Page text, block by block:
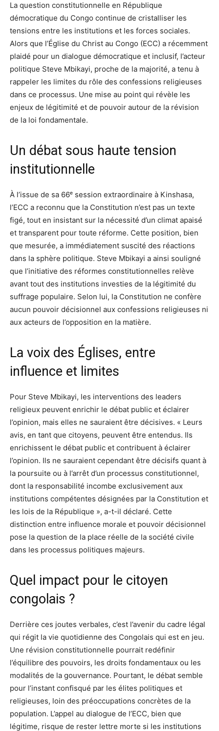
La question constitutionnelle en République
démocratique du Congo continue de cristalliser les
tensions entre les institutions et les forces sociales.
Alors que l’Église du Christ au Congo (ECC) a récemment
plaidé pour un dialogue démocratique et inclusif, l’acteur
politique Steve Mbikayi, proche de la majorité, a tenu à
rappeler les limites du rôle des confessions religieuses
dans ce processus. Une mise au point qui révèle les
enjeux de légitimité et de pouvoir autour de la révision
de la loi fondamentale.
Un débat sous haute tension
institutionnelle
À l’issue de sa 66ᵉ session extraordinaire à Kinshasa,
l’ECC a reconnu que la Constitution n’est pas un texte
figé, tout en insistant sur la nécessité d’un climat apaisé
et transparent pour toute réforme. Cette position, bien
que mesurée, a immédiatement suscité des réactions
dans la sphère politique. Steve Mbikayi a ainsi souligné
que l’initiative des réformes constitutionnelles relève
avant tout des institutions investies de la légitimité du
suffrage populaire. Selon lui, la Constitution ne confère
aucun pouvoir décisionnel aux confessions religieuses ni
aux acteurs de l’opposition en la matière.
La voix des Églises, entre
influence et limites
Pour Steve Mbikayi, les interventions des leaders
religieux peuvent enrichir le débat public et éclairer
l’opinion, mais elles ne sauraient être décisives. « Leurs
avis, en tant que citoyens, peuvent être entendus. Ils
enrichissent le débat public et contribuent à éclairer
l’opinion. Ils ne sauraient cependant être décisifs quant à
la poursuite ou à l’arrêt d’un processus constitutionnel,
dont la responsabilité incombe exclusivement aux
institutions compétentes désignées par la Constitution et
les lois de la République », a-t-il déclaré. Cette
distinction entre influence morale et pouvoir décisionnel
pose la question de la place réelle de la société civile
dans les processus politiques majeurs.
Quel impact pour le citoyen
congolais ?
Derrière ces joutes verbales, c’est l’avenir du cadre légal
qui régit la vie quotidienne des Congolais qui est en jeu.
Une révision constitutionnelle pourrait redéfinir
l’équilibre des pouvoirs, les droits fondamentaux ou les
modalités de la gouvernance. Pourtant, le débat semble
pour l’instant confisqué par les élites politiques et
religieuses, loin des préoccupations concrètes de la
population. L’appel au dialogue de l’ECC, bien que
légitime, risque de rester lettre morte si les institutions